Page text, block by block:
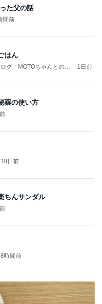
た父の話
間前
はん
グ「MOTOちゃんとのは
1日前
薬の使い方
10日前
ちんサンダル
8時間前